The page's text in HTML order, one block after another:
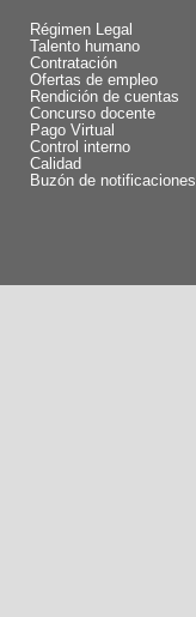
Régimen Legal
Talento humano
Contratación
Ofertas de empleo
Rendición de cuentas
Concurso docente
Pago Virtual
Control interno
Calidad
Buzón de notificaciones